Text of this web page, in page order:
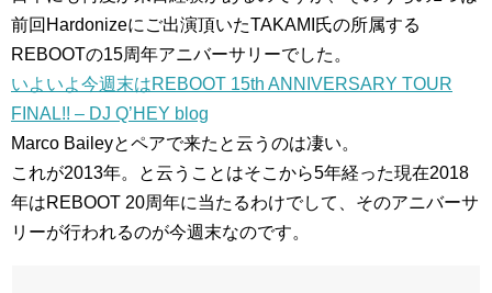
前回Hardonizeにご出演頂いたTAKAMI氏の所属する
REBOOTの15周年アニバーサリーでした。
いよいよ今週末はREBOOT 15th ANNIVERSARY TOUR
FINAL!! – DJ Q’HEY blog
Marco Baileyとペアで来たと云うのは凄い。
これが2013年。と云うことはそこから5年経った現在2018
年はREBOOT 20周年に当たるわけでして、そのアニバーサ
リーが行われるのが今週末なのです。